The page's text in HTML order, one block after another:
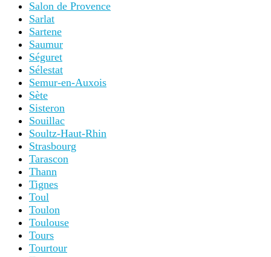
Salon de Provence
Sarlat
Sartene
Saumur
Séguret
Sélestat
Semur-en-Auxois
Sète
Sisteron
Souillac
Soultz-Haut-Rhin
Strasbourg
Tarascon
Thann
Tignes
Toul
Toulon
Toulouse
Tours
Tourtour